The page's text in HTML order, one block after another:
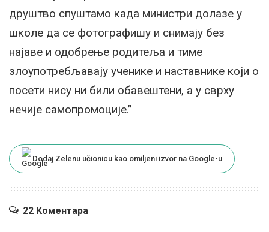
друштво спуштамо када министри долазе у
школе да се фотографишу и снимају без
најаве и одобрење родитеља и тиме
злоупотребљавају ученике и наставнике који о
посети нису ни били обавештени, а у сврху
нечије самопромоције.”
Dodaj Zelenu učionicu kao omiljeni izvor na Google-u
22 Коментара